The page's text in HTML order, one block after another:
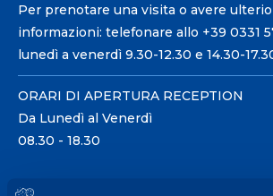
Per prenotare una visita o avere
informazioni: telefonare allo +39 0331
lunedì a venerdì 9.30-12.30 e 14.30-
ORARI DI APERTURA RECEPTION
Da Lunedì al Venerdì
08.30 - 18.30